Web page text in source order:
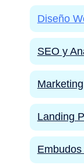
Diseño
SEO y
Marketing
Landing